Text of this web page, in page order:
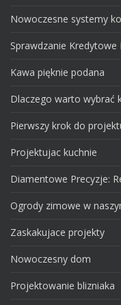
Nowoczesne systemy
Sprawdzanie Kredytowe
Kawa pięknie podana
Dlaczego warto wybrać
Pierwszy krok do
Projektujac kuchnie
Diamentowe Precyzje:
Ogrody zimowe w
Zaskakujace projekty
Nowoczesny dom
Projektowanie blizniaka